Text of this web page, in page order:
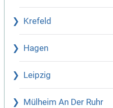
Krefeld
Hagen
Leipzig
Mülheim An Der Ruhr